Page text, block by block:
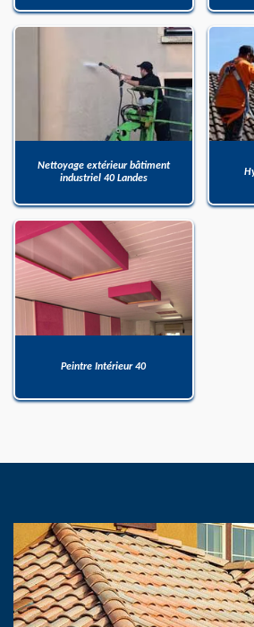
Nettoyage extérieur bâtiment
industriel 40 Landes
Peintre Intérieur 40